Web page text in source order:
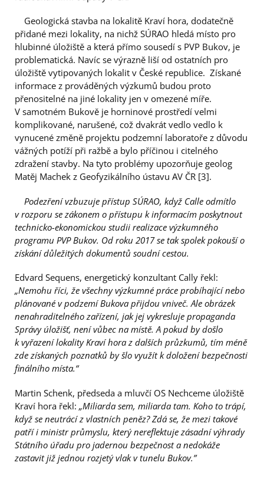
Geologická stavba na lokalitě Kraví hora, dodatečně
přidané mezi lokality, na nichž SÚRAO hledá místo pro
hlubinné úložiště a která přímo sousedí s PVP Bukov, je
problematická. Navíc se výrazně liší od ostatních pro
úložiště vytipovaných lokalit v České republice. Získané
informace z prováděných výzkumů budou proto
přenositelné na jiné lokality jen v omezené míře.
V samotném Bukově je horninové prostředí velmi
komplikované, narušené, což dvakrát vedlo vedlo k
vynucené změně projektu podzemní laboratoře z důvodu
vážných potíží při ražbě a bylo příčinou i citelného
zdražení stavby. Na tyto problémy upozorňuje geolog
Matěj Machek z Geofyzikálního ústavu AV ČR [3].
Podezření vzbuzuje přístup SÚRAO, když Calle odmítlo
v rozporu se zákonem o přístupu k informacím poskytnout
technicko-ekonomickou studii realizace výzkumného
programu PVP Bukov. Od roku 2017 se tak spolek pokouší o
získání důležitých dokumentů soudní cestou.
Edvard Sequens, energetický konzultant Cally řekl:
„Nemohu říci, že všechny výzkumné práce probíhající nebo
plánované v podzemí Bukova přijdou vniveč. Ale obrázek
nenahraditelného zařízení, jak jej vykresluje propaganda
Správy úložišť, není vůbec na místě. A pokud by došlo
k vyřazení lokality Kraví hora z dalších průzkumů, tím méně
zde získaných poznatků by šlo využít k doložení bezpečnosti
finálního místa.“
Martin Schenk, předseda a mluvčí OS Nechceme úložiště
Kraví hora řekl: „Miliarda sem, miliarda tam. Koho to trápí,
když se neutrácí z vlastních peněz? Zdá se, že mezi takové
patří i ministr průmyslu, který nereflektuje zásadní výhrady
Státního úřadu pro jadernou bezpečnost a nedokáže
zastavit již jednou rozjetý vlak v tunelu Bukov.”